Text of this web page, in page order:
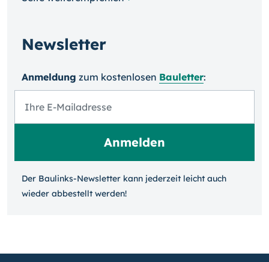
Newsletter
Anmeldung zum kosten­losen Bauletter:
Der Baulinks-Newsletter kann jeder­zeit leicht auch
wieder ab­bestellt werden!